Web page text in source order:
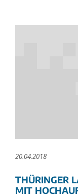
20.04.2018
THÜRINGER
MIT